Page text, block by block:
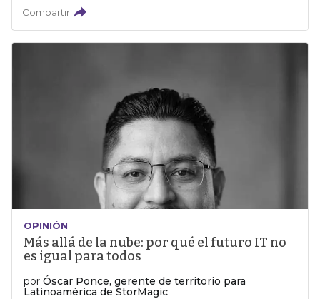
Compartir
OPINIÓN
Más allá de la nube: por qué el futuro IT no
es igual para todos
por Óscar Ponce, gerente de territorio para
Latinoamérica de StorMagic